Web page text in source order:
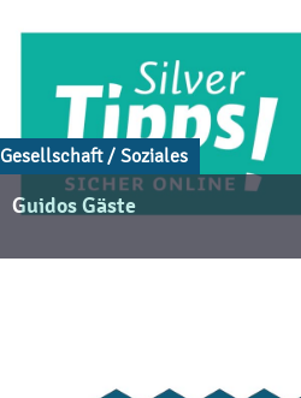
Gesellschaft / Soziales
Guidos Gäste